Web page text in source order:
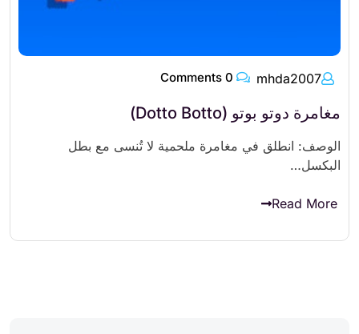
mhda2007
مغامرة دوتو بوتو (Dotto Botto)
الوصف: انطلق في مغامرة ملحمية لا تُنسى مع بطل
البكسل…
Read More